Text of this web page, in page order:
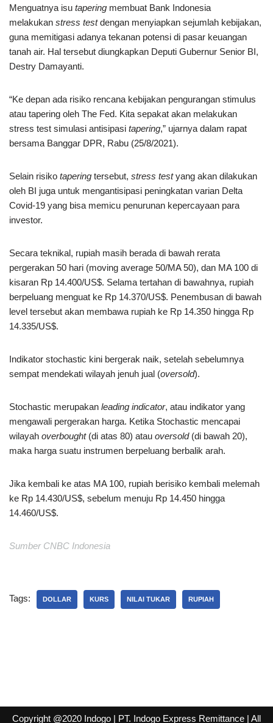
Menguatnya isu tapering membuat Bank Indonesia
melakukan stress testdengan menyiapkan sejumlah kebijakan,
guna memitigasi adanya tekanan potensi di pasar keuangan
tanah air. Hal tersebut diungkapkan Deputi Gubernur Senior BI,
Destry Damayanti.
“Ke depan ada risiko rencana kebijakan pengurangan stimulus
atau tapering oleh The Fed. Kita sepakat akan melakukan
stress test simulasi antisipasi tapering,” ujarnya dalam rapat
bersama Banggar DPR, Rabu (25/8/2021).
Selain risiko tapering tersebut, stress testyang akan dilakukan
oleh BI juga untuk mengantisipasi peningkatan varian Delta
Covid-19 yang bisa memicu penurunan kepercayaan para
investor.
Secara teknikal, rupiah masih berada di bawah rerata
pergerakan 50 hari (moving average 50/MA 50), dan MA 100 di
kisaran Rp 14.400/US$. Selama tertahan di bawahnya, rupiah
berpeluang menguat ke Rp 14.370/US$. Penembusan di bawah
level tersebut akan membawa rupiah ke Rp 14.350 hingga Rp
14.335/US$.
Indikator stochastic kini bergerak naik, setelah sebelumnya
sempat mendekati wilayah jenuh jual (oversold).
Stochastic merupakan leading indicator, atau indikator yang
mengawali pergerakan harga. Ketika Stochastic mencapai
wilayah overbought(di atas 80) atau oversold(di bawah 20),
maka harga suatu instrumen berpeluang berbalik arah.
Jika kembali ke atas MA 100, rupiah berisiko kembali melemah
ke Rp 14.430/US$, sebelum menuju Rp 14.450 hingga
14.460/US$.
Sumber CNBC Indonesia
Tags: DOLLAR KURS NILAI TUKAR RUPIAH
Copyright @2020 Indogo | PT. Indogo Express Remittance | All